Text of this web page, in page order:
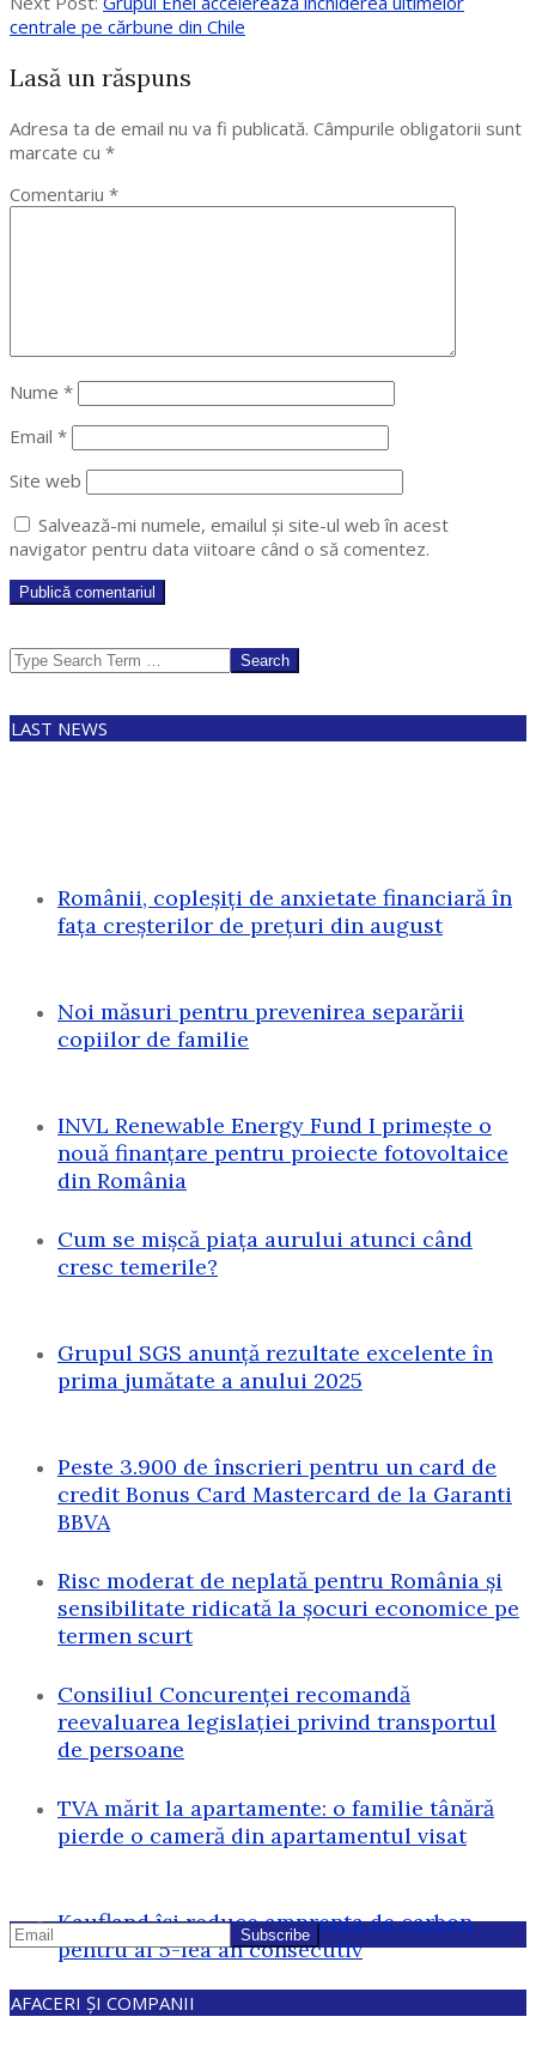
centrale pe cărbune din Chile
Lasă un răspuns
Adresa ta de email nu va fi publicată. Câmpurile obligatorii sunt
marcate cu *
Comentariu *
Nume *
Email *
Site web
Salvează-mi numele, emailul și site-ul web în acest
navigator pentru data viitoare când o să comentez.
Search
LAST NEWS
Românii, copleșiți de anxietate financiară în
fața creșterilor de prețuri din august
Noi măsuri pentru prevenirea separării
copiilor de familie
INVL Renewable Energy Fund I primește o
nouă finanțare pentru proiecte fotovoltaice
din România
Cum se mișcă piața aurului atunci când
cresc temerile?
Grupul SGS anunță rezultate excelente în
prima jumătate a anului 2025
Peste 3.900 de înscrieri pentru un card de
credit Bonus Card Mastercard de la Garanti
BBVA
Risc moderat de neplată pentru România și
sensibilitate ridicată la șocuri economice pe
termen scurt
Consiliul Concurenței recomandă
reevaluarea legislației privind transportul
de persoane
TVA mărit la apartamente: o familie tânără
pierde o cameră din apartamentul visat
Kaufland își reduce amprenta de carbon
pentru al 5-lea an consecutiv
AFACERI ȘI COMPANII